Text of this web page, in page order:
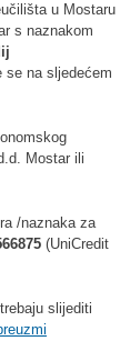
u Mostaru
s naznakom
se na sljedećem
Mostar ili
/naznaka za
(UniCredit
slijediti